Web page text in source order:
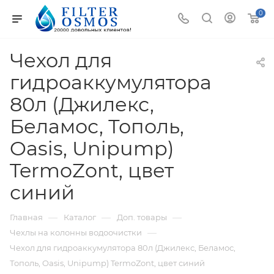
0
Чехол для
гидроаккумулятора
80л (Джилекс,
Беламос, Тополь,
Oasis, Unipump)
TermoZont, цвет
синий
Главная — Каталог — Доп. товары —
Чехлы на колонны водоочистки —
Чехол для гидроаккумулятора 80л (Джилекс, Беламос,
Тополь, Oasis, Unipump) TermoZont, цвет синий